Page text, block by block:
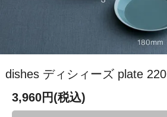
dishes ディシィーズ plate 220
3,960円(税込)